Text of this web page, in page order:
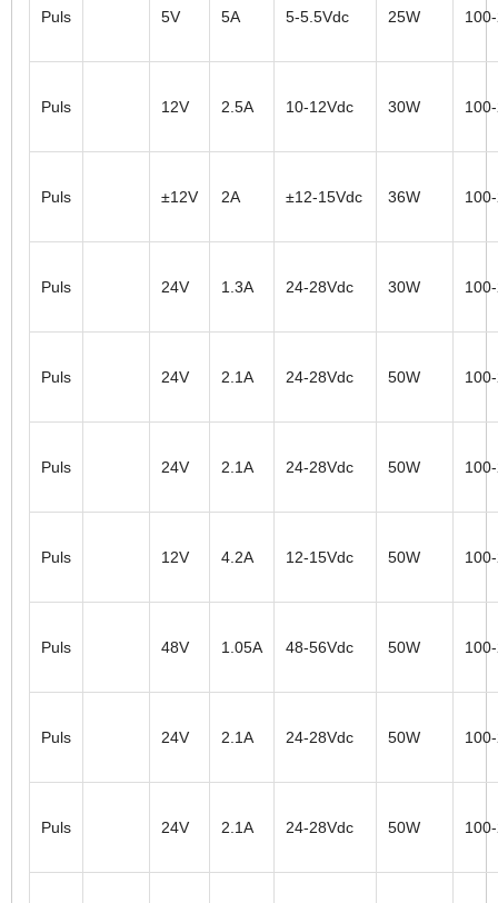
Puls 5V 5A 5-5.5Vdc 25W
Puls 12V 2.5A 10-12Vdc 30W
Puls ±12V 2A ±12-15Vdc 36W
Puls 24V 1.3A 24-28Vdc 30W
Puls 24V 2.1A 24-28Vdc 50W
Puls 24V 2.1A 24-28Vdc 50W
Puls 12V 4.2A 12-15Vdc 50W
Puls 48V 1.05A 48-56Vdc 50W
Puls 24V 2.1A 24-28Vdc 50W
Puls 24V 2.1A 24-28Vdc 50W